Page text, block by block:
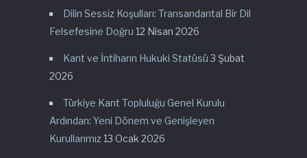
Dilin Sessiz Koşulları: Transandantal Bir Dil
Felsefesine Doğru 12 Nisan 2026
Kant ve İntiharın Hukuki Statüsü 3 Şubat
2026
Türkiye Kant Topluluğu Genel Kurulu
Ardından: Yeni Dönem ve Genişleyen
Kurullarımız 13 Ocak 2026